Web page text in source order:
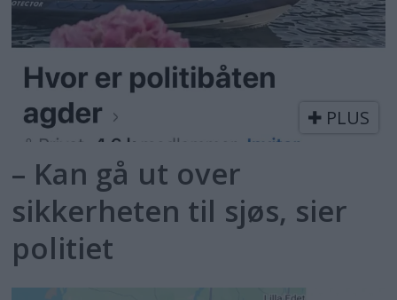
PLUS
– Kan gå ut over
sikkerheten til sjøs, sier
politiet